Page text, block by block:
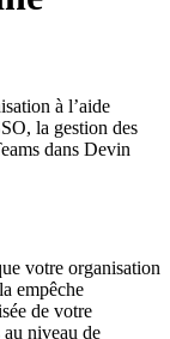
à l’aide
la gestion des
dans Devin
votre organisation
empêche
de votre
niveau de